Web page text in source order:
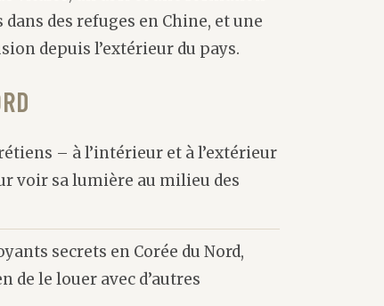
des refuges en Chine, et une
depuis l’extérieur du pays.
– à l’intérieur et à l’extérieur
voir sa lumière au milieu des
secrets en Corée du Nord,
de le louer avec d’autres